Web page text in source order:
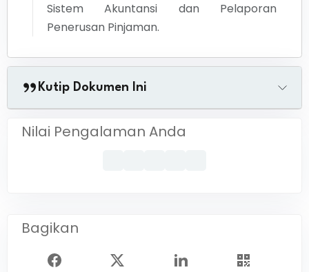
Sistem Akuntansi dan Pelaporan
Penerusan Pinjaman.
Kutip Dokumen Ini
Nilai Pengalaman Anda
Bagikan